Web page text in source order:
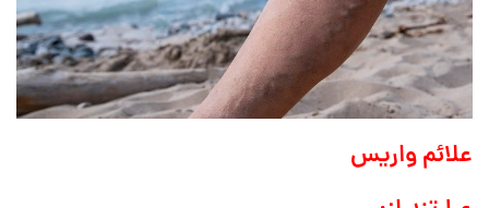
علائم واریس